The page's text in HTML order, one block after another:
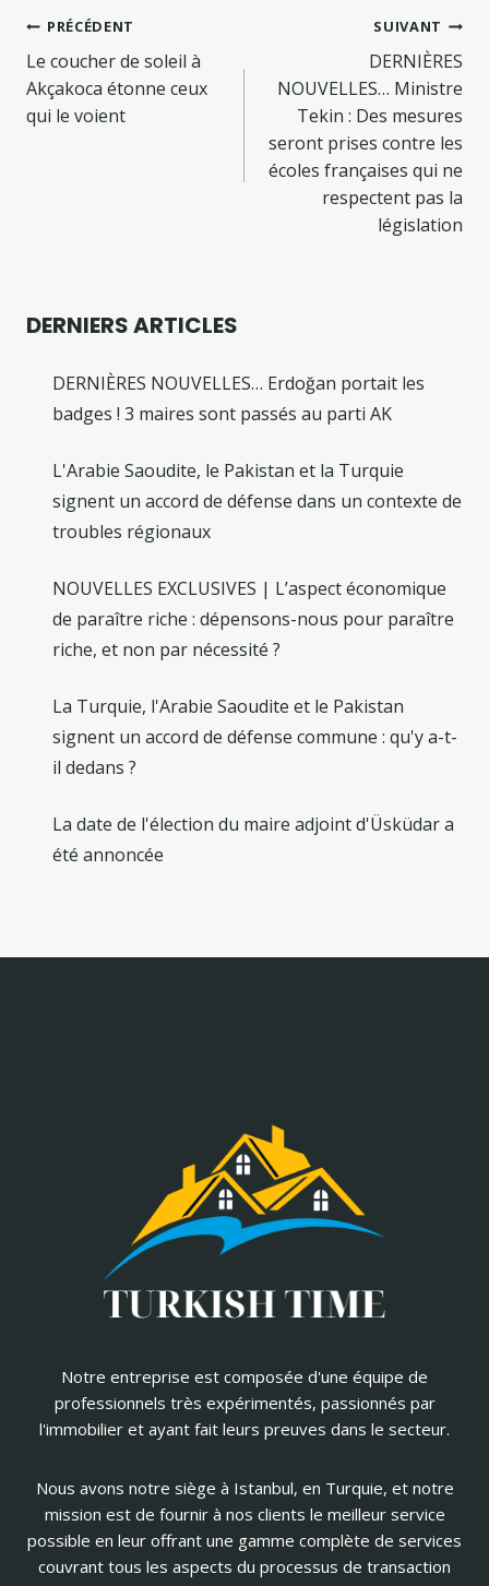
Navigation
de
l’article
PRÉCÉDENT
Le coucher de soleil à
Akçakoca étonne ceux
qui le voient
SUIVANT
DERNIÈRES
NOUVELLES… Ministre
Tekin : Des mesures
seront prises contre les
écoles françaises qui ne
respectent pas la
législation
DERNIERS ARTICLES
DERNIÈRES NOUVELLES… Erdoğan portait les
badges ! 3 maires sont passés au parti AK
L'Arabie Saoudite, le Pakistan et la Turquie
signent un accord de défense dans un contexte de
troubles régionaux
NOUVELLES EXCLUSIVES | L’aspect économique
de paraître riche : dépensons-nous pour paraître
riche, et non par nécessité ?
La Turquie, l'Arabie Saoudite et le Pakistan
signent un accord de défense commune : qu'y a-t-
il dedans ?
La date de l'élection du maire adjoint d'Üsküdar a
été annoncée
Notre entreprise est composée d'une équipe de
professionnels très expérimentés, passionnés par
l'immobilier et ayant fait leurs preuves dans le secteur.
Nous avons notre siège à Istanbul, en Turquie, et notre
mission est de fournir à nos clients le meilleur service
possible en leur offrant une gamme complète de services
couvrant tous les aspects du processus de transaction